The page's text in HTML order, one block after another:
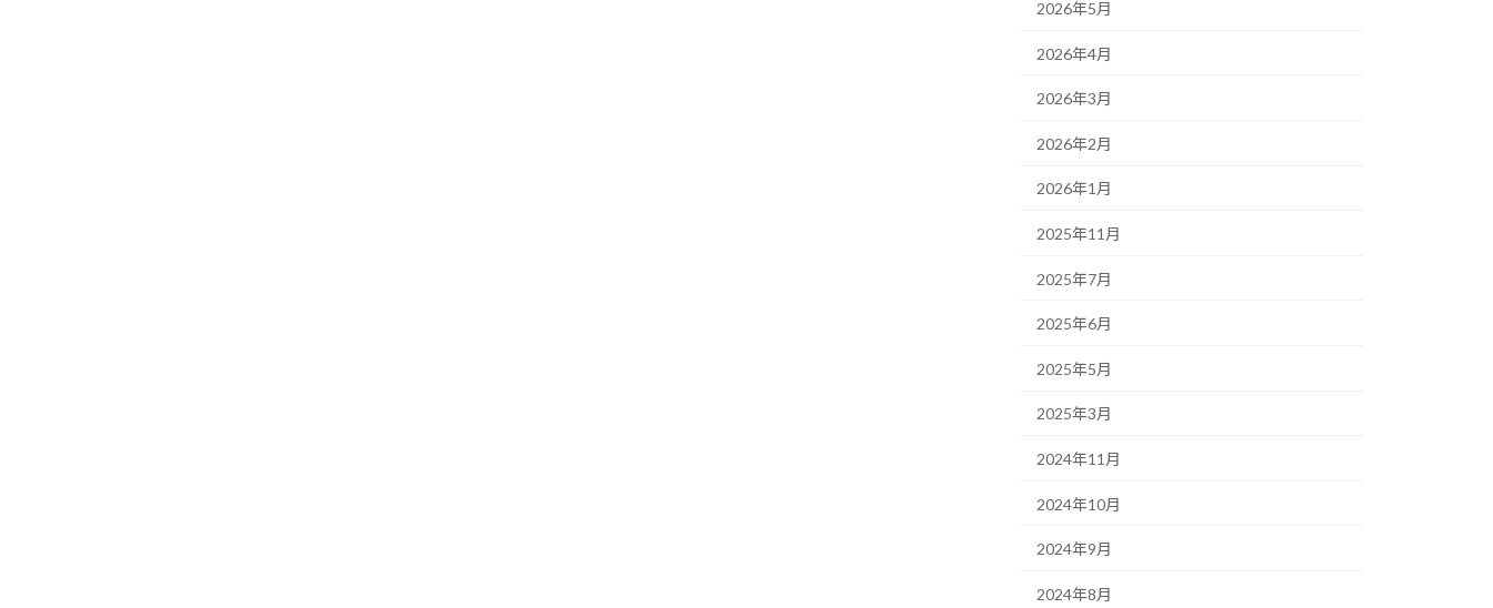
2026年5月
2026年4月
2026年3月
2026年2月
2026年1月
2025年11月
2025年7月
2025年6月
2025年5月
2025年3月
2024年11月
2024年10月
2024年9月
2024年8月